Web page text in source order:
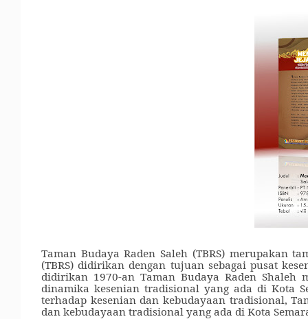
Taman Budaya Raden Saleh (TBRS) merupakan
(TBRS) didirikan dengan tujuan sebagai pusat
didirikan 1970-an Taman Budaya Raden Shaleh
dinamika kesenian tradisional yang ada di Kota
terhadap kesenian dan kebudayaan tradisional,
dan kebudayaan tradisional yang ada di Kota